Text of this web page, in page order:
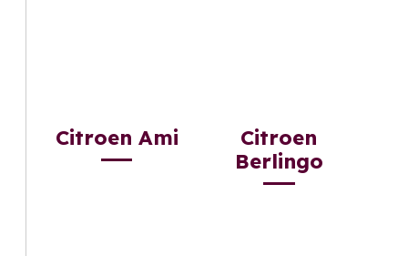
Citroen Ami
Citroen
Berlingo